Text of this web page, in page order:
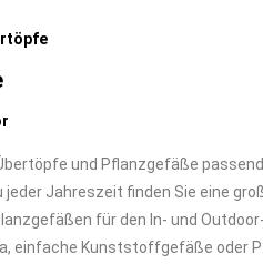
und Pflanzgefäße
jeder Jahreszeit finden Sie eine
für den In- und
einfache Kunststoffgefäße oder